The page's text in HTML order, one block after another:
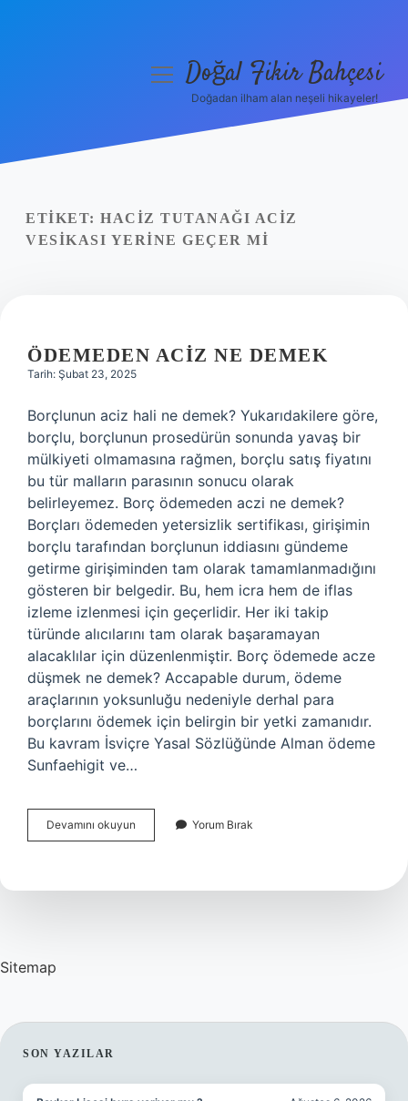
Yasal Uyarı
menüyüDoğal Fikir Bahçesi
Doğadan ilham alan neşeli hikayeler!
ETIKET: HACIZ TUTANAĞI ACIZ
VESIKASI YERINE GEÇER MI
ÖDEMEDEN ACIZ NE DEMEK
Tarih: Şubat 23, 2025
Borçlunun aciz hali ne demek? Yukarıdakilere göre,
borçlu, borçlunun prosedürün sonunda yavaş bir
mülkiyeti olmamasına rağmen, borçlu satış fiyatını
bu tür malların parasının sonucu olarak
belirleyemez. Borç ödemeden aczi ne demek?
Borçları ödemeden yetersizlik sertifikası, girişimin
borçlu tarafından borçlunun iddiasını gündeme
getirme girişiminden tam olarak tamamlanmadığını
gösteren bir belgedir. Bu, hem icra hem de iflas
izleme izlenmesi için geçerlidir. Her iki takip
türünde alıcılarını tam olarak başaramayan
alacaklılar için düzenlenmiştir. Borç ödemede acze
düşmek ne demek? Accapable durum, ödeme
araçlarının yoksunluğu nedeniyle derhal para
borçlarını ödemek için belirgin bir yetki zamanıdır.
Bu kavram İsviçre Yasal Sözlüğünde Alman ödeme
Sunfaehigit ve…
Devamını okuyun Ödemeden
Aciz
Yorum Bırak
Sitemap
SIDEBAR
SON YAZILAR